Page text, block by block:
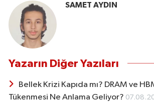
SAMET AYDIN
Yazarın Diğer Yazıları
Bellek Krizi Kapıda mı? DRAM ve
Tükenmesi Ne Anlama Geliyor?